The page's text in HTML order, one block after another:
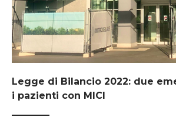
Legge di Bilancio 2022: due
i pazienti con MICI